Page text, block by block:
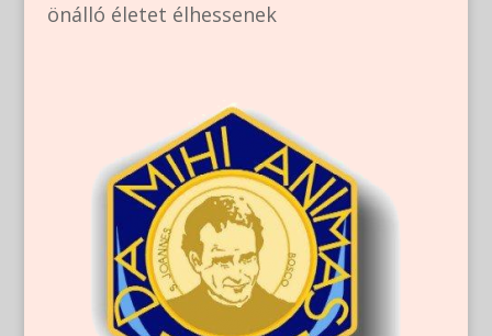
önálló életet élhessenek